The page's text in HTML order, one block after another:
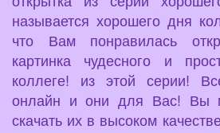
называется хорошего дня
что Вам понравилась
картинка чудесного и
коллеге! из этой серии!
онлайн и они для Вас! Вы
скачать их в высоком